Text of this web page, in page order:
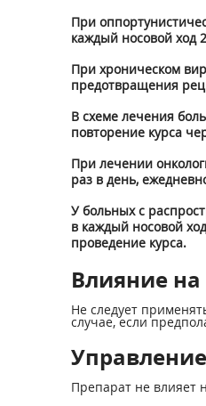
При
каждый носовой ход
При хроническом
предотвращения
В схеме лечения
повторение курса
При лечении
раз в день,
У больных с
в каждый носовой
проведение курса.
Влияние
Не следует
случае, если
Препарат не влияет